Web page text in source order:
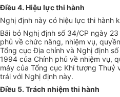
Điều 4. Hiệu lực thi hành
Nghị định này có hiệu lực thi hành
Bãi bỏ Nghị định số 34/CP ngày
phủ về chức năng, nhiệm vụ,
Tổng cục Địa chính và Nghị định
1994 của Chính phủ về nhiệm vụ,
máy của Tổng cục Khí tượng
trái với Nghị định này.
Điều 5. Trách nhiệm thi hành